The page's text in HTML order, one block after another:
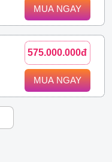
MUA NGAY
575.000.000đ
MUA NGAY